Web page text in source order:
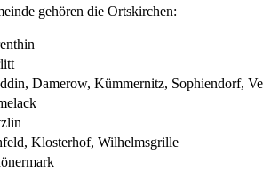
gehören die Ortskirchen:
Damerow, Kümmernitz, Sophiendorf,
Klosterhof, Wilhelmsgrille